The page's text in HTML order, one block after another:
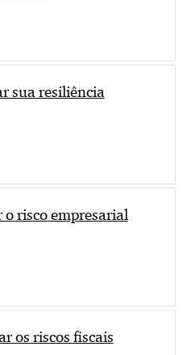
sua resiliência
risco empresarial
os riscos fiscais